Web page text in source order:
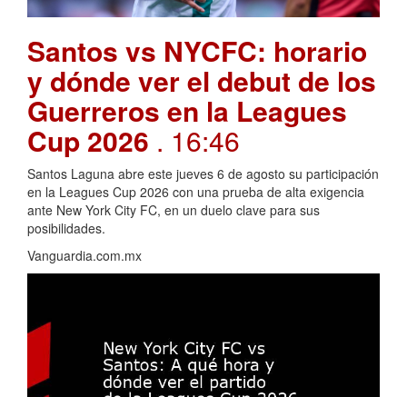
Santos vs NYCFC: horario
y dónde ver el debut de los
Guerreros en la Leagues
Cup 2026 . 16:46
Santos Laguna abre este jueves 6 de agosto su participación
en la Leagues Cup 2026 con una prueba de alta exigencia
ante New York City FC, en un duelo clave para sus
posibilidades.
Vanguardia.com.mx